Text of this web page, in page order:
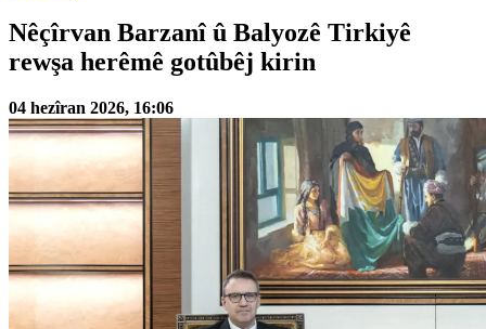
Nêçîrvan Barzanî û Balyozê Tirkiyê
rewşa herêmê gotûbêj kirin
04 hezîran 2026, 16:06